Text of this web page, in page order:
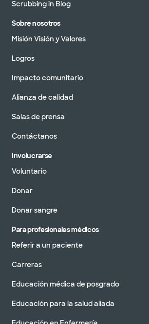
Scrubbing in Blog
Sobre nosotros
Misión Visión y Valores
Logros
Impacto comunitario
Alianza de calidad
Salas de prensa
Contáctanos
Involucrarse
Voluntario
Donar
Donar sangre
Para profesionales médicos
Referir a un paciente
Carreras
Educación médica de posgrado
Educación para la salud aliada